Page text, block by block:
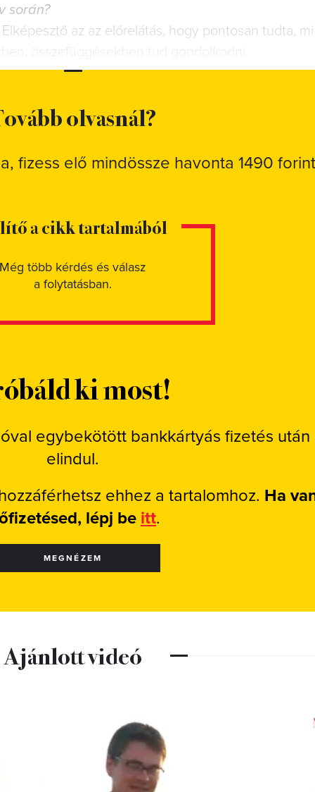
során?
az az előrelátás, hogy pontosan tudta,
olvasnál?
fizess elő mindössze havonta 1490
a cikk tartalmából
Még több kérdés és válasz
a folytatásban.
ki most!
egybekötött bankkártyás fizetés után
elindul.
ehhez a tartalomhoz. Ha
lépj be itt.
MEGNÉZEM
Ajánlott videó